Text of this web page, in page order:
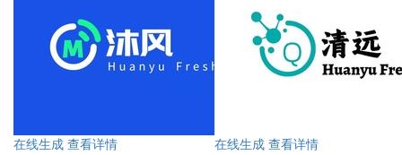
在线生成 查看详情 在线生成 查看详情